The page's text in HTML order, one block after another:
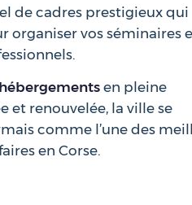
de cadres prestigieux qui
organiser vos séminaires
en pleine
et renouvelée, la ville se
comme l’une des
en Corse.